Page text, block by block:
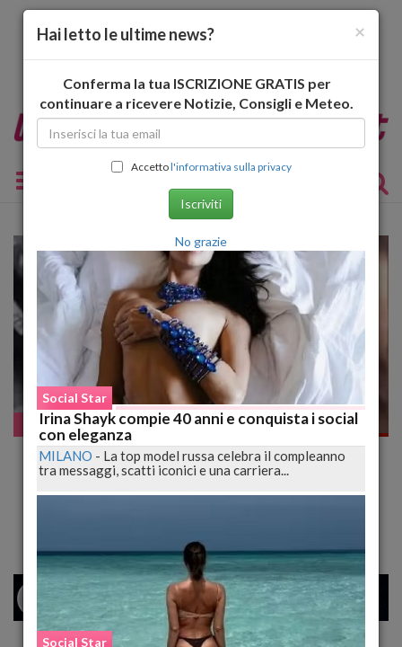
Toggle navigation
Pazzo WEB
Mourinho Sempre Più Nervoso. Spintona un
Ragazzo non Accorgendosi della "Sua
Esistenza!" VIDEO
MILANO 26 34
×
Hai letto le ultime news?
Conferma la tua ISCRIZIONE GRATIS per
continuare a ricevere Notizie, Consigli e Meteo.
Accettol'informativa sulla privacy
Iscriviti
No grazie
Social Star
Irina Shayk compie 40 anni e conquista i social
con eleganza
MILANO - La top model russa celebra il compleanno
tra messaggi, scatti iconici e una carriera...
Social Star